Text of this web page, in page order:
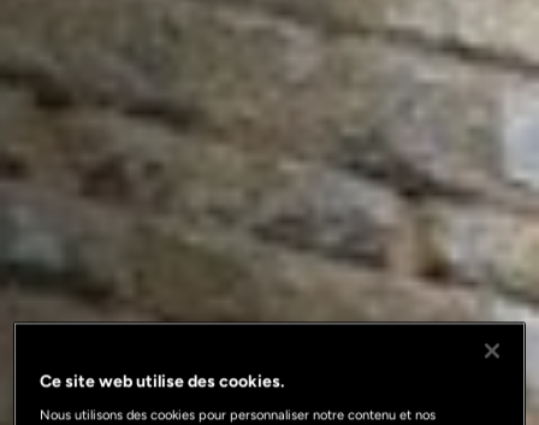
Ce site web utilise des cookies.
Nous utilisons des cookies pour personnaliser notre contenu et nos